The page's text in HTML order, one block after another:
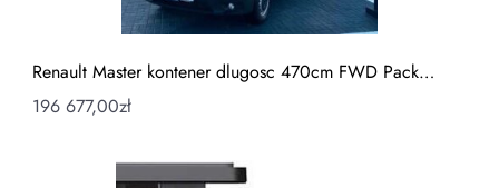
Renault Master kontener dlugosc 470cm FWD Pack…
196 677,00zł